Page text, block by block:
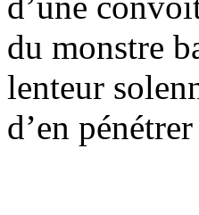
du monstre
lenteur
d’en